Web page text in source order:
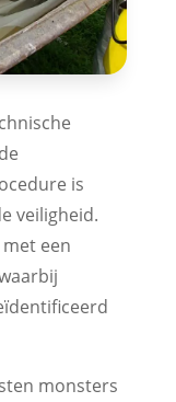
is
veiligheid.
een
monsters